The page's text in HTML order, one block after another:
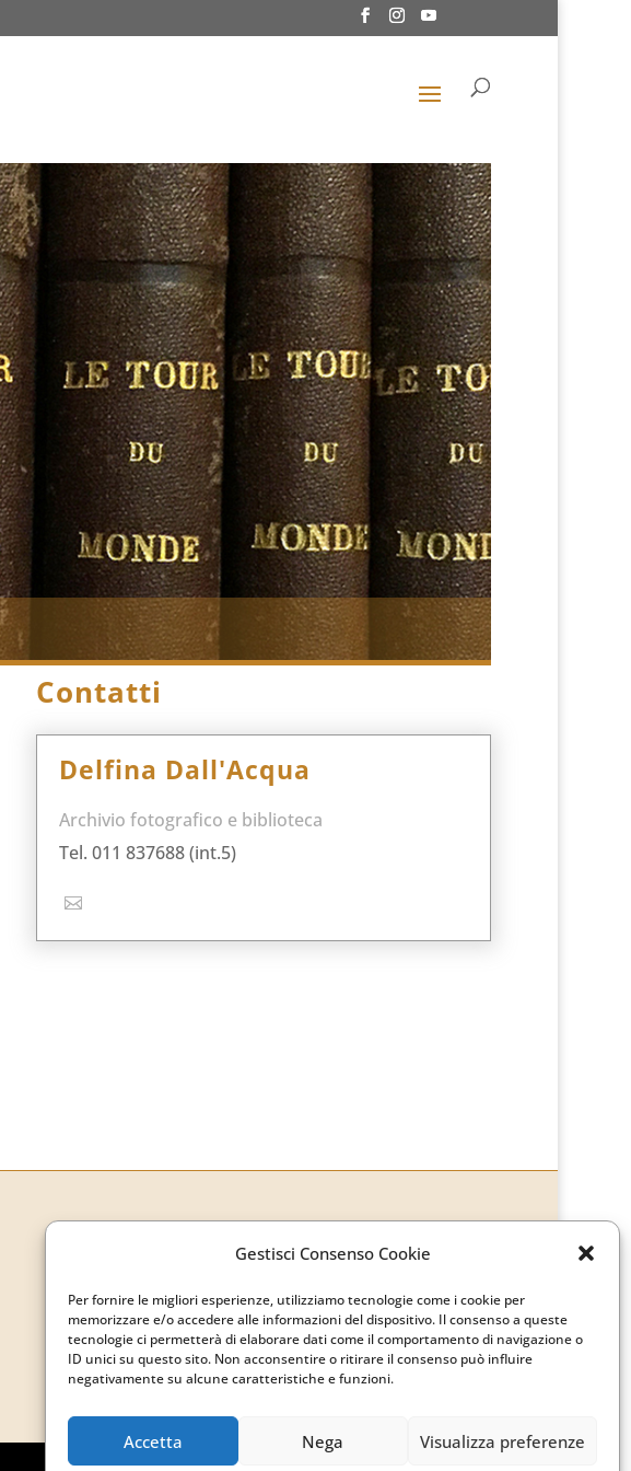
Gestisci Consenso Cookie
Per fornire le migliori esperienze, utilizziamo tecnologie come i cookie per
memorizzare e/o accedere alle informazioni del dispositivo. Il consenso a queste
tecnologie ci permetterà di elaborare dati come il comportamento di navigazione o
ID unici su questo sito. Non acconsentire o ritirare il consenso può influire
negativamente su alcune caratteristiche e funzioni.
Accetta Nega Visualizza preferenze
Contatti
Delfina Dall'Acqua
Archivio fotografico e biblioteca
Tel. 011 837688 (int.5)